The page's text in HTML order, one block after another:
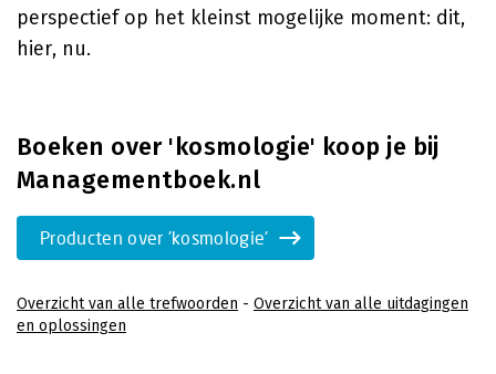
perspectief op het kleinst mogelijke moment: dit,
hier, nu.
Boeken over 'kosmologie' koop je bij
Managementboek.nl
Producten over 'kosmologie'
Overzicht van alle trefwoorden - Overzicht van alle uitdagingen
en oplossingen